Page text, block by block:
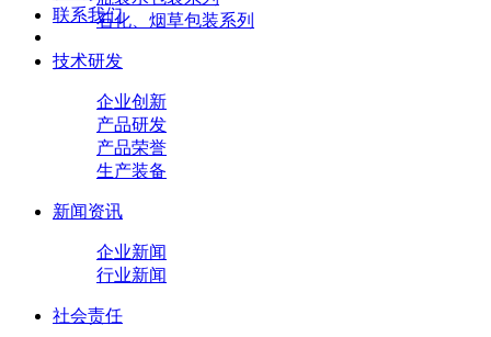
联系我们石化、烟草包装系列
技术研发
企业创新
产品研发
产品荣誉
生产装备
新闻资讯
企业新闻
行业新闻
社会责任